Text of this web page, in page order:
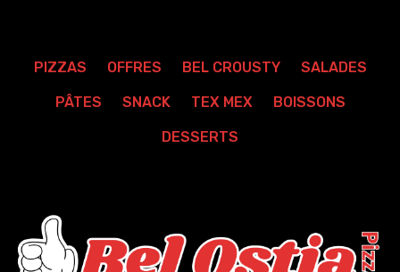
PIZZAS OFFRES BEL CROUSTY SALADES
PÂTES SNACK TEX MEX BOISSONS
DESSERTS